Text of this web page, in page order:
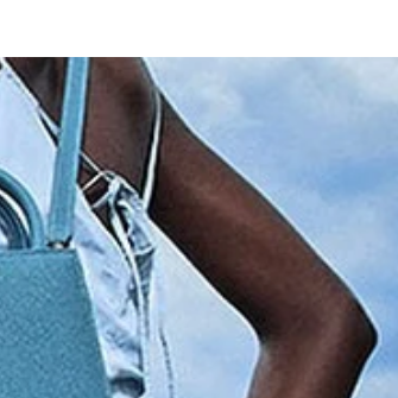
Off
購入のみ
クーポンや新商品情報、
などをいち早くお受け取りいた
だけます。